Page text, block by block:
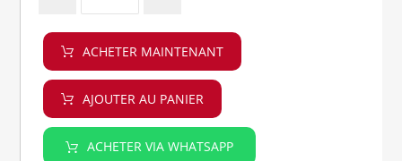
ACHETER MAINTENANT
AJOUTER AU PANIER
ACHETER VIA WHATSAPP